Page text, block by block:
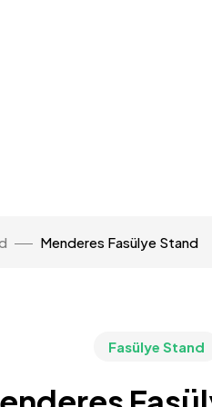
Menderes Fasülye Stand
Fasülye Stand